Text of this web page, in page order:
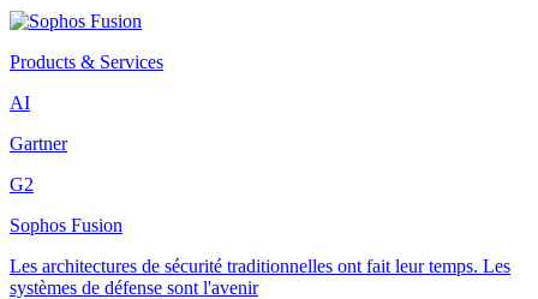
Products & Services
AI
Gartner
G2
Sophos Fusion
Les architectures de sécurité traditionnelles ont fait leur temps. Les
systèmes de défense sont l'avenir